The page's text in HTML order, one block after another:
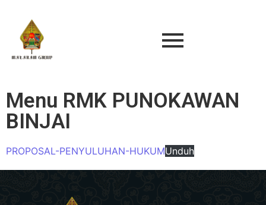
Menu RMK PUNOKAWAN
BINJAI
PROPOSAL-PENYULUHAN-HUKUMUnduh